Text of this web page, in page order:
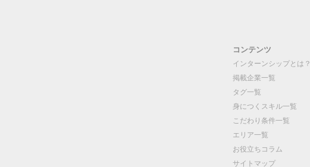
コンテンツ
インターンシップとは？
掲載企業一覧
タグ一覧
身につくスキル一覧
こだわり条件一覧
エリア一覧
お役立ちコラム
サイトマップ